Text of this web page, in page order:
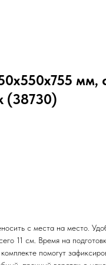
мм,
(38730)
с места на место.
11 см. Время на
помогут